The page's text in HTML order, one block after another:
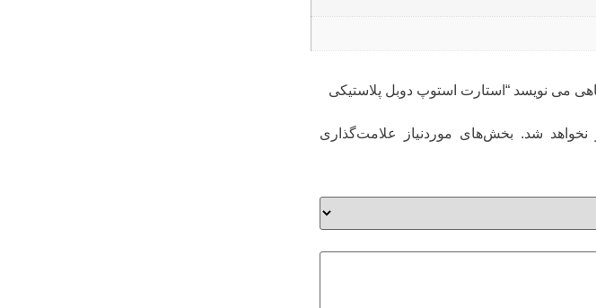
می نویسد “استارت استوپ دوبل پلاستیکی
نخواهد شد. بخش‌های موردنیاز علامت‌گذاری